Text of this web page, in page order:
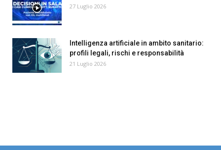
27 Luglio 2026
Intelligenza artificiale in ambito sanitario:
profili legali, rischi e responsabilità
21 Luglio 2026